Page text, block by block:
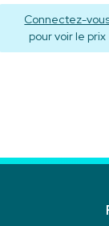
Connectez-
pour voir le prix